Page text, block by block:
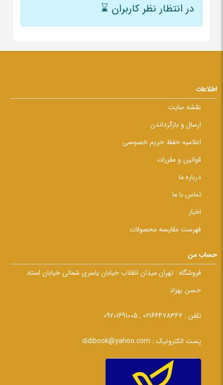
در انتظار نظر کاربران ⌛
اطلاعات
نقشه سایت
ارسال و بازگرداندن
اعلامیه حفظ حریم خصوصی
قوانین و مقررات
درباره ما
تماس با ما
اخبار
فهرست مقایسه محصولات
حساب من
فروشگاه : تهران میدان انقلاب خیابان یاسری شمالی خیابان استاد
حسن بهزاد
تلفن : 02166478367 , 09201691005
پست الکترونیک : didibook@yahoo.com